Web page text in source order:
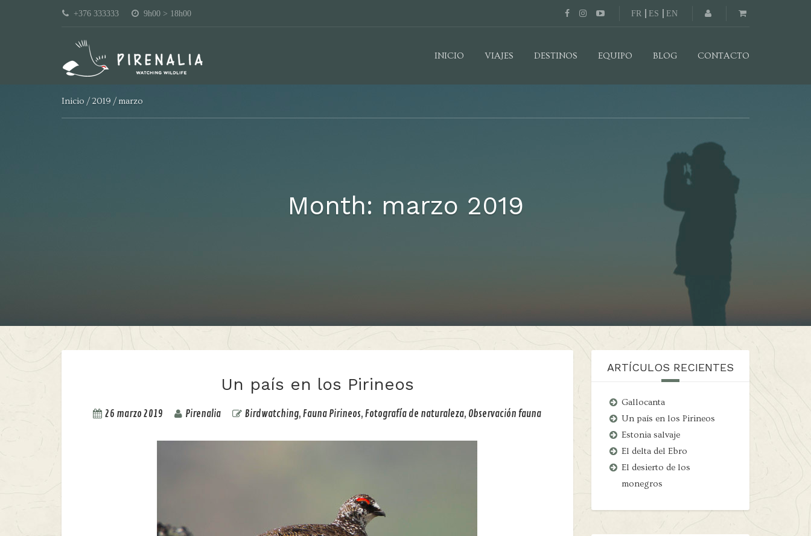
+376 333333 9h00 > 18h00 FR ES EN
INICIO VIAJES DESTINOS EQUIPO BLOG CONTACTO
Inicio 2019 marzo
Month: marzo 2019
Un país en los Pirineos
26 marzo 2019 Pirenalia Birdwatching,Fauna Pirineos,Fotografía de naturaleza, Observación fauna
ARTÍCULOS RECIENTES
Gallocanta
Un país en los Pirineos
Estonia salvaje
El delta del Ebro
El desierto de los
monegros